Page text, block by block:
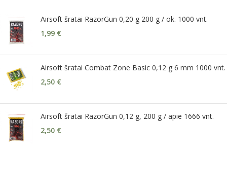
Airsoft šratai RazorGun 0,20 g 200 g / ok. 1000 vnt.
1,99 €
Airsoft šratai Combat Zone Basic 0,12 g 6 mm 1000 vnt.
2,50 €
Airsoft šratai RazorGun 0,12 g, 200 g / apie 1666 vnt.
2,50 €